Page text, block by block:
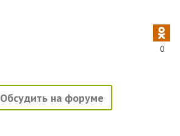
0
Обсудить на форуме